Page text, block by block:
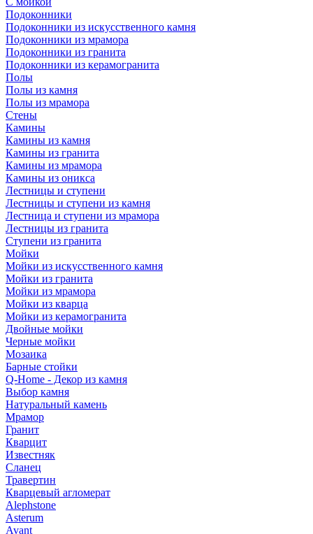
Подоконники
Подоконники из искусственного камня
Подоконники из мрамора
Подоконники из гранита
Подоконники из керамогранита
Полы
Полы из камня
Полы из мрамора
Стены
Камины
Камины из камня
Камины из гранита
Камины из мрамора
Камины из оникса
Лестницы и ступени
Лестницы и ступени из камня
Лестница и ступени из мрамора
Лестницы из гранита
Ступени из гранита
Мойки
Мойки из искусственного камня
Мойки из гранита
Мойки из мрамора
Мойки из кварца
Мойки из керамогранита
Двойные мойки
Черные мойки
Мозаика
Барные стойки
Q-Home - Декор из камня
Выбор камня
Натуральный камень
Мрамор
Гранит
Кварцит
Известняк
Сланец
Травертин
Кварцевый агломерат
Alephstone
Asterum
Avant